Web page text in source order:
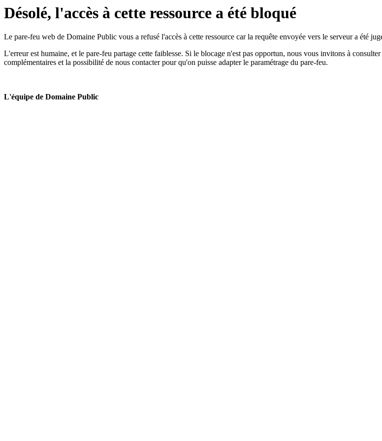
Désolé, l'accès à cette ressource a été bloqué
Le pare-feu web de Domaine Public vous a refusé l'accès à cette ressource car la requête envoyée vers le serveur a été
L'erreur est humaine, et le pare-feu partage cette faiblesse. Si le blocage n'est pas opportun, nous vous invitons à consulter
complémentaires et la possibilité de nous contacter pour qu'on puisse adapter le paramétrage du pare-feu.
L'équipe de Domaine Public